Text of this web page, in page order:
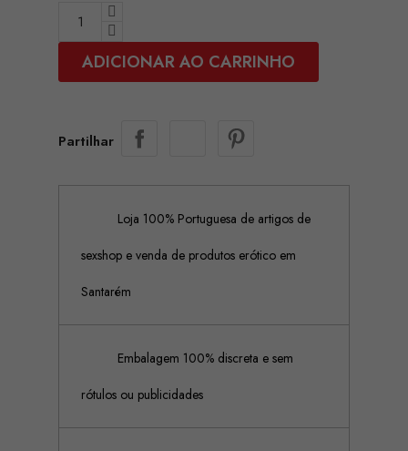
ADICIONAR AO CARRINHO
Partilhar
Loja 100% Portuguesa de artigos de
sexshop e venda de produtos erótico em
Santarém
Embalagem 100% discreta e sem
rótulos ou publicidades